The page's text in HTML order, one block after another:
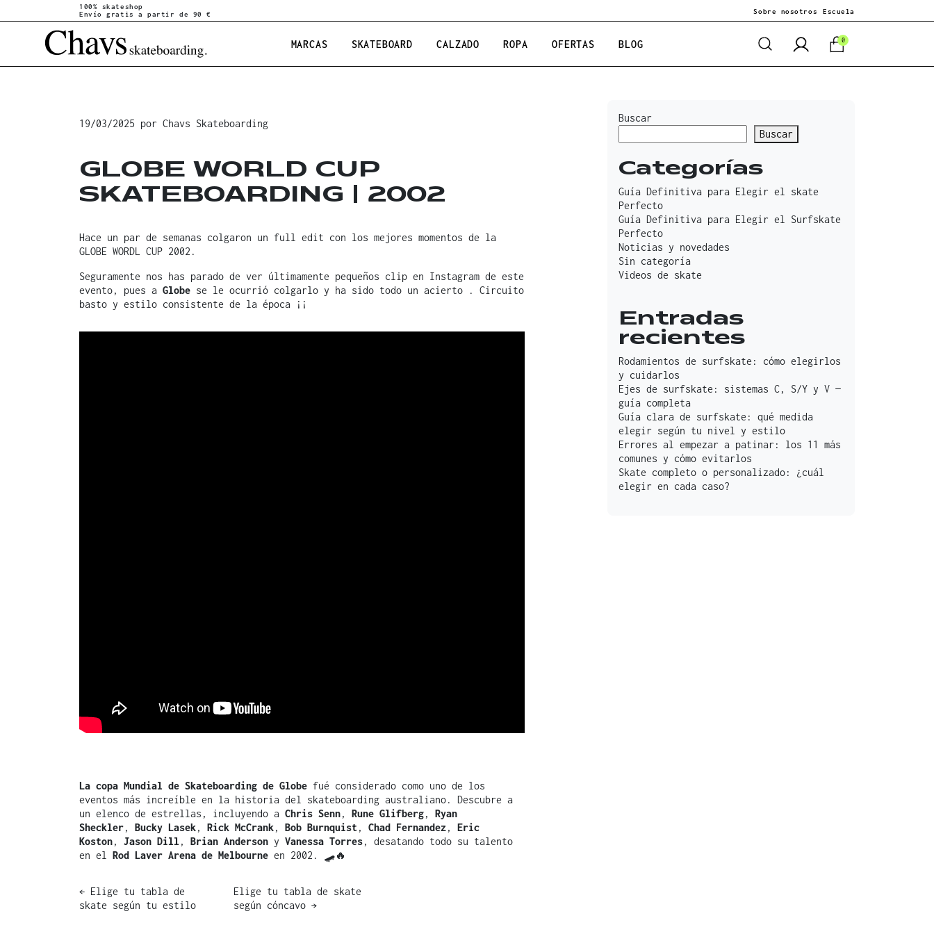
100% skateshop
Envío gratis a partir de 90 €
Sobre nosotros Escuela
MARCAS SKATEBOARD CALZADO ROPA OFERTAS BLOG 0
GLOBE WORLD CUP
SKATEBOARDING | 2002
19/03/2025 por Chavs Skateboarding
Hace un par de semanas colgaron un full edit con los mejores momentos de la
GLOBE WORDL CUP 2002.
Seguramente nos has parado de ver últimamente pequeños clip en Instagram de este
evento, pues a Globe se le ocurrió colgarlo y ha sido todo un acierto . Circuito
basto y estilo consistente de la época ¡¡
La copa Mundial de Skateboarding de Globe fué considerado como uno de los
eventos más increíble en la historia del skateboarding australiano. Descubre a
un elenco de estrellas, incluyendo a Chris Senn, Rune Glifberg, Ryan
Sheckler, Bucky Lasek, Rick McCrank, Bob Burnquist, Chad Fernandez, Eric
Koston, Jason Dill , Brian Anderson y Vanessa Torres, desatando todo su talento
en el
Rod Laver Arena de Melbourne en 2002. 🛹🔥
Post
navigation
← Elige tu tabla de
skate según tu estilo
Elige tu tabla de skate
según cóncavo →
Buscar
Buscar
Categorías
Guía Definitiva para Elegir el skate
Perfecto
Guía Definitiva para Elegir el Surfskate
Perfecto
Noticias y novedades
Sin categoría
Videos de skate
Entradas
recientes
Rodamientos de surfskate: cómo elegirlos
y cuidarlos
Ejes de surfskate: sistemas C, S/Y y V —
guía completa
Guía clara de surfskate: qué medida
elegir según tu nivel y estilo
Errores al empezar a patinar: los 11 más
comunes y cómo evitarlos
Skate completo o personalizado: ¿cuál
elegir en cada caso?